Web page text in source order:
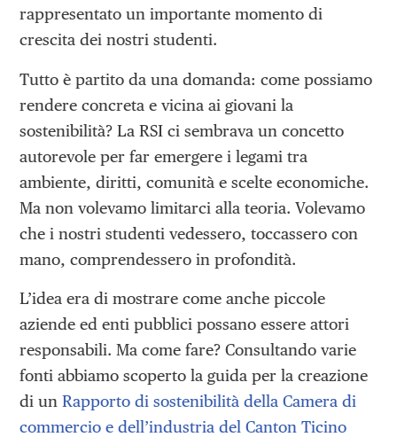
rappresentato un importante momento di
crescita dei nostri studenti.
Tutto è partito da una domanda: come possiamo
rendere concreta e vicina ai giovani la
sostenibilità? La RSI ci sembrava un concetto
autorevole per far emergere i legami tra
ambiente, diritti, comunità e scelte economiche.
Ma non volevamo limitarci alla teoria. Volevamo
che i nostri studenti vedessero, toccassero con
mano, comprendessero in profondità.
L’idea era di mostrare come anche piccole
aziende ed enti pubblici possano essere attori
responsabili. Ma come fare? Consultando varie
fonti abbiamo scoperto la guida per la creazione
di unRapporto di sostenibilità della Camera di
commercio e dell’industria del Canton Ticino